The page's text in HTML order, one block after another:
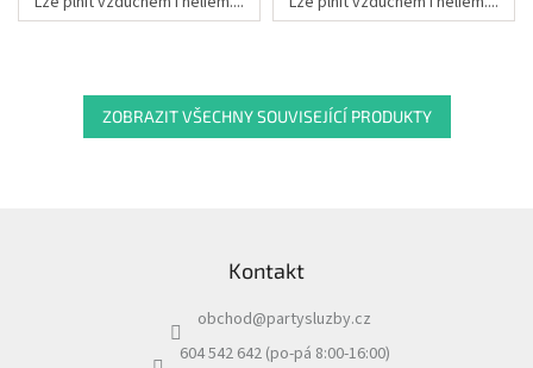
ZOBRAZIT VŠECHNY SOUVISEJÍCÍ PRODUKTY
Kontakt
obchod@partysluzby.cz
604 542 642 (po-pá 8:00-16:00)